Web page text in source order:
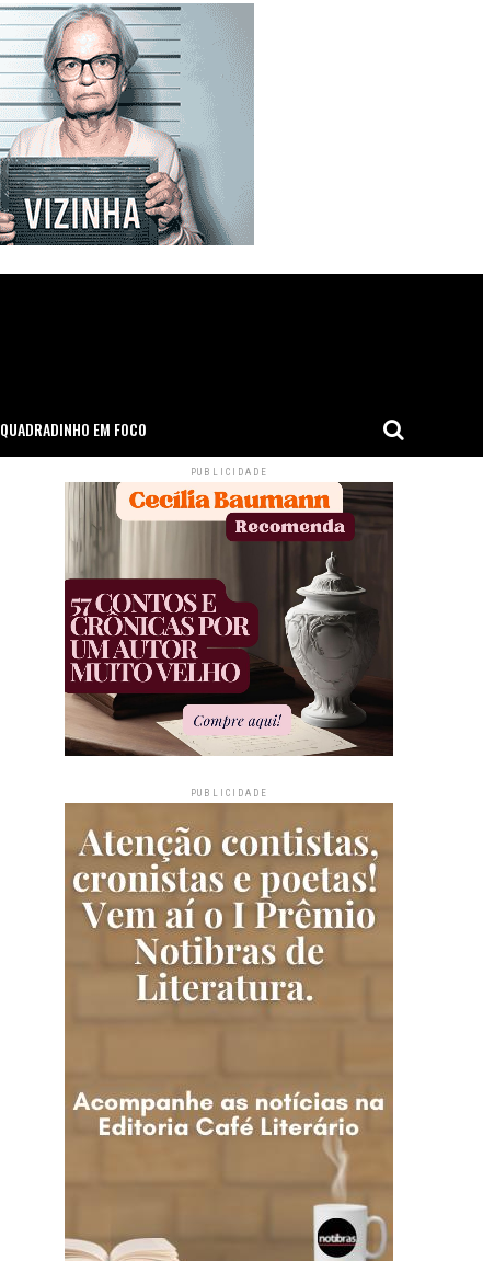
QUADRADINHO EM FOCO
PUBLICIDADE
PUBLICIDADE